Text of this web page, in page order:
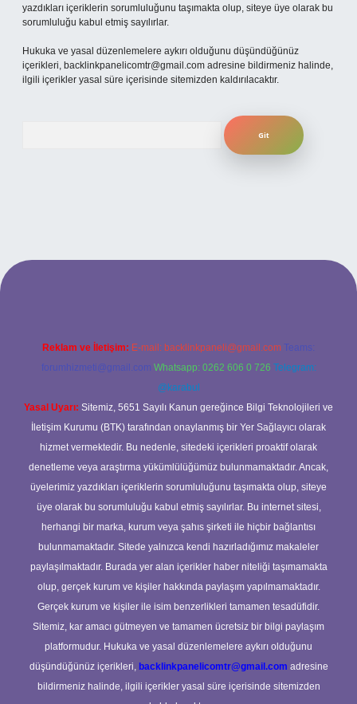
yazdıkları içeriklerin sorumluluğunu taşımakta olup, siteye üye olarak bu
sorumluluğu kabul etmiş sayılırlar.
Hukuka ve yasal düzenlemelere aykırı olduğunu düşündüğünüz
içerikleri, backlinkpanelicomtr@gmail.com adresine bildirmeniz halinde,
ilgili içerikler yasal süre içerisinde sitemizden kaldırılacaktır.
giriş
Reklam ve İletişim: E-mail: backlinkpaneli@gmail.com Teams:
forumhizmeti@gmail.com Whatsapp: 0262 606 0 726 Telegram:
@karabul
Yasal Uyarı: Sitemiz, 5651 Sayılı Kanun gereğince Bilgi Teknolojileri ve
İletişim Kurumu (BTK) tarafından onaylanmış bir Yer Sağlayıcı olarak
hizmet vermektedir. Bu nedenle, sitedeki içerikleri proaktif olarak
denetleme veya araştırma yükümlülüğümüz bulunmamaktadır. Ancak,
üyelerimiz yazdıkları içeriklerin sorumluluğunu taşımakta olup, siteye
üye olarak bu sorumluluğu kabul etmiş sayılırlar. Bu internet sitesi,
herhangi bir marka, kurum veya şahıs şirketi ile hiçbir bağlantısı
bulunmamaktadır. Sitede yalnızca kendi hazırladığımız makaleler
paylaşılmaktadır. Burada yer alan içerikler haber niteliği taşımamakta
olup, gerçek kurum ve kişiler hakkında paylaşım yapılmamaktadır.
Gerçek kurum ve kişiler ile isim benzerlikleri tamamen tesadüfidir.
Sitemiz, kar amacı gütmeyen ve tamamen ücretsiz bir bilgi paylaşım
platformudur. Hukuka ve yasal düzenlemelere aykırı olduğunu
düşündüğünüz içerikleri, backlinkpanelicomtr@gmail.com adresine
bildirmeniz halinde, ilgili içerikler yasal süre içerisinde sitemizden